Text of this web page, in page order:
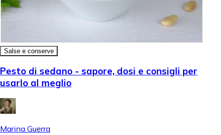
Salse e conserve
Pesto di sedano - sapore, dosi e consigli per
usarlo al meglio
Marina Guerra